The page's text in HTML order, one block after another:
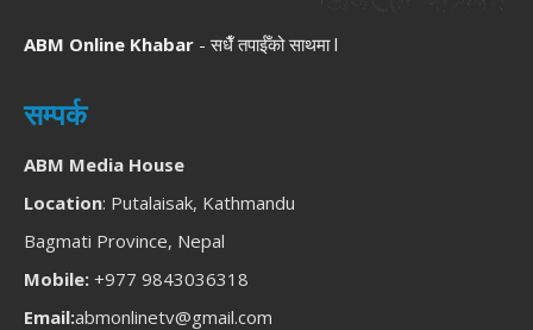
ABM Online Khabar - सधैँ तपाईँको साथमा l
सम्पर्क
ABM Media House
Location: Putalaisak, Kathmandu
Bagmati Province, Nepal
Mobile: +977 9843036318
Email:abmonlinetv@gmail.com